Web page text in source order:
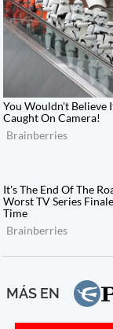
MÁS EN